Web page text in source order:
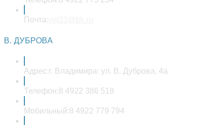
Почта:
В. ДУБРОВА
Адрес:г. Владимира: ул. В. Дуброва, 4а
Телефон:8 4922 386 518
Мобильный:8 4922 779 794